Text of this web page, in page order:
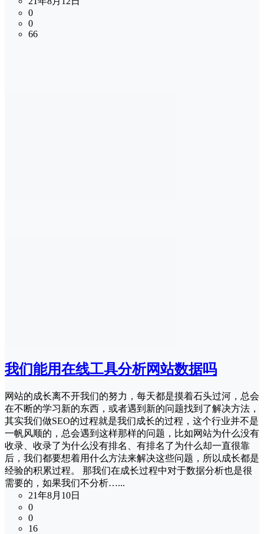
0
0
66
我们能用在线工具分析网站数据吗
网站的成长离不开我们的努力，每天都是摸着石头过河，总会
在不断的学习新的东西，或者遇到新的问题找到了解决方法，
其实我们做SEO的过程就是我们成长的过程，这个行业并不是
一帆风顺的，总会遇到这样那样的问题，比如网站为什么没有
收录、收录了为什么没有排名、有排名了为什么却一直很靠
后，我们都要想着用什么方法来解决这些问题，所以成长都是
经验的积累过程。 那我们在成长过程中对于数据分析也是很
需要的，如果我们不分析…...
21年8月10日
0
0
16